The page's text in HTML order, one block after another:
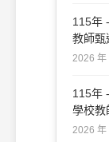
115年
教師甄
2026 年
115年
學校教
2026 年